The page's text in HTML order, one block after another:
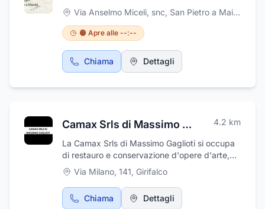
Via Anselmo Miceli, snc, San Pietro a Maida
🟠 Apre alle --:--
Chiama Dettagli
Camax Srls di Massimo Caglioti 4.2 km
La Camax Srls di Massimo Gaglioti si occupa
di restauro e conservazione d'opere d'arte,
affreschi, statue, arredi antichi e moderni.
Realizziamo infissi, gazebi , scale, porte,
tettoie, prefabbricati e bungalow in legno e ci
occupiamo anche del montaggio di arredi.
Via Milano, 141, Girifalco
Chiama Dettagli